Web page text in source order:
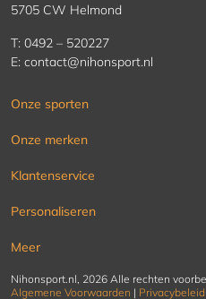
5705 CW Helmond
T: 0492 – 520227
E: contact@nihonsport.nl
Onze sporten
Onze merken
Klantenservice
Personaliseren
Meer
Nihonsport.nl, 2026 Alle rechten
Algemene Voorwaarden | Privacybeleid